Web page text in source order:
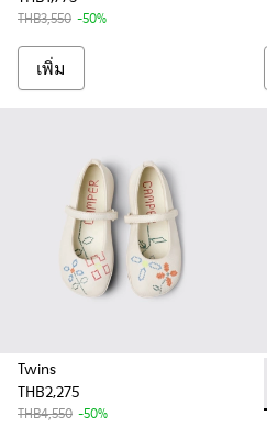
THB3,550 -50%
เพิ่ม
Twins
THB2,275
THB4,550 -50%